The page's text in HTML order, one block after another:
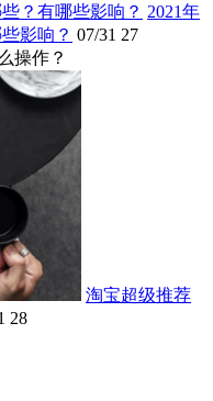
2021年
影响？ 07/31 27
操作？
淘宝超级推荐
28